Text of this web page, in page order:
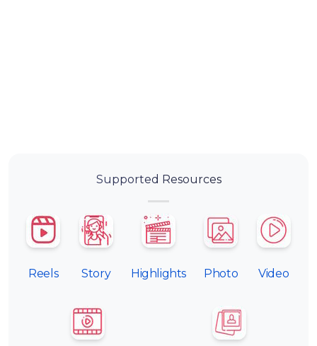
Supported Resources
Reels Story Highlights Photo Video